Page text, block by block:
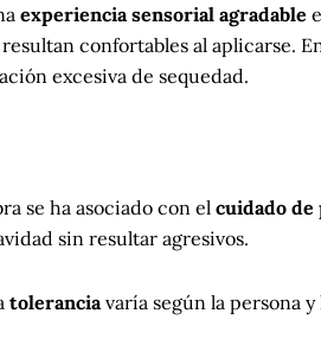
experiencia sensorial agradable
confortables al aplicarse.
excesiva de sequedad.
se ha asociado con el cuidado de
sin resultar agresivos.
toleranciavaría según la persona